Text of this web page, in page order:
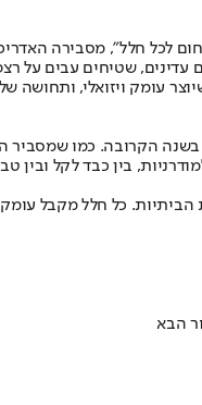
לכל חלל", מסבירה
שטיחים עבים על
עומק ויזואלי, ותחושה
הקרובה. כמו שמסביר
בין כבד לקל ובין
כל חלל מקבל
הבא